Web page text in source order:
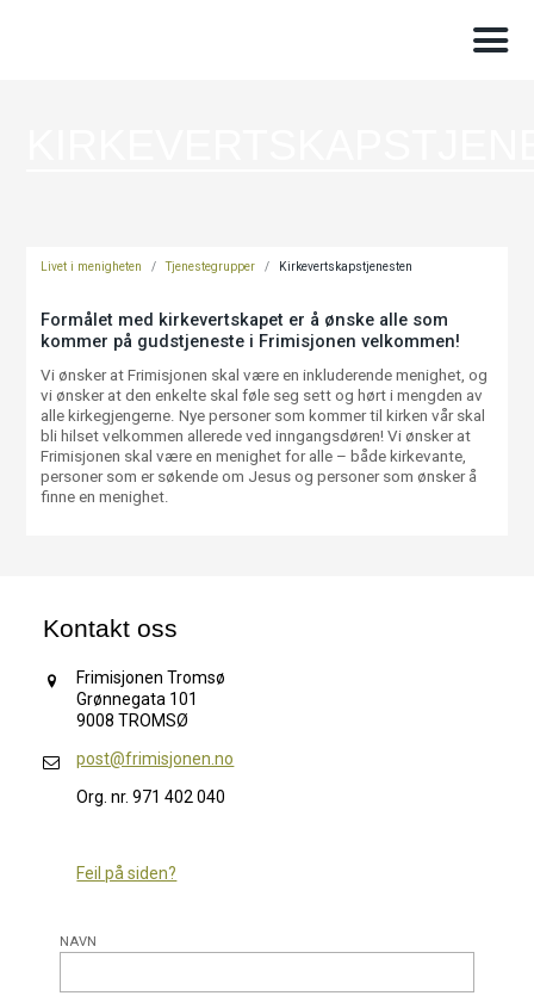
Livet i menigheten / Tjenestegrupper / Kirkevertskapstjenesten
Formålet med kirkevertskapet er å ønske alle som
kommer på gudstjeneste i Frimisjonen velkommen!
Vi ønsker at Frimisjonen skal være en inkluderende menighet, og
vi ønsker at den enkelte skal føle seg sett og hørt i mengden av
alle kirkegjengerne. Nye personer som kommer til kirken vår skal
bli hilset velkommen allerede ved inngangsdøren! Vi ønsker at
Frimisjonen skal være en menighet for alle – både kirkevante,
personer som er søkende om Jesus og personer som ønsker å
finne en menighet.
Kontakt oss
Frimisjonen Tromsø
Grønnegata 101
9008 TROMSØ
post@frimisjonen.no
Org. nr. 971 402 040
Feil på siden?
NAVN